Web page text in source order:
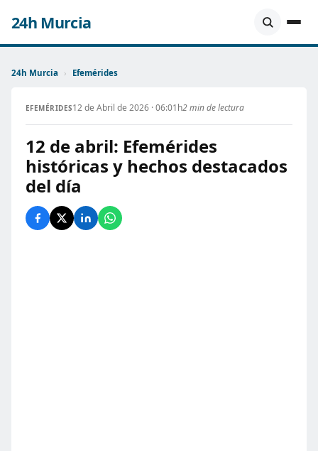
24h Murcia
24h Murcia › Efemérides
EFEMÉRIDES12 de Abril de 2026 · 06:01h2 min de lectura
12 de abril: Efemérides
históricas y hechos destacados
del día